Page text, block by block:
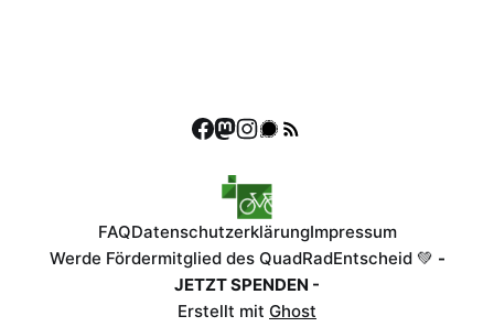
FAQDatenschutzerklärungImpressum
Werde Fördermitglied des QuadRadEntscheid 💚 -
JETZT SPENDEN -
Erstellt mit Ghost